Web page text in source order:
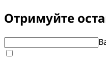
Отримуйте